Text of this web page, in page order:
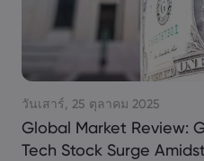
วันเสาร์, 25 ตุลาคม 2025
Global Market Review:
Tech Stock Surge